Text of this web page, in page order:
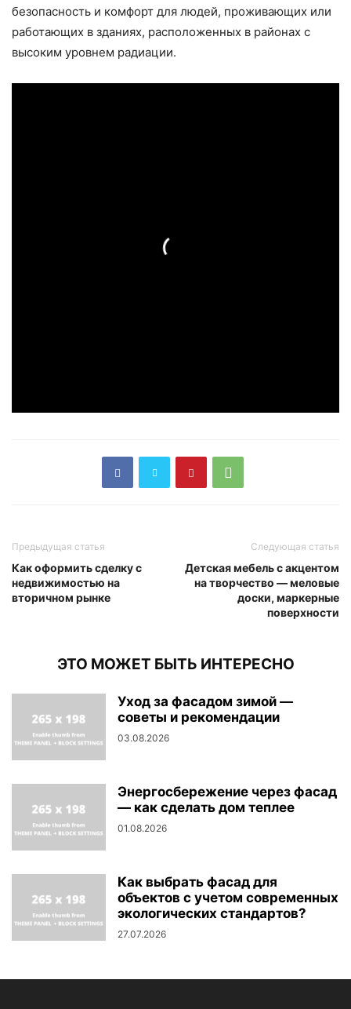
безопасность и комфорт для людей, проживающих или
работающих в зданиях, расположенных в районах с
высоким уровнем радиации.
Предыдущая статья
Как оформить сделку с
недвижимостью на
вторичном рынке
Следующая статья
Детская мебель с акцентом
на творчество — меловые
доски, маркерные
поверхности
ЭТО МОЖЕТ БЫТЬ ИНТЕРЕСНО
Уход за фасадом зимой —
советы и рекомендации
03.08.2026
Энергосбережение через фасад
— как сделать дом теплее
01.08.2026
Как выбрать фасад для
объектов с учетом современных
экологических стандартов?
27.07.2026